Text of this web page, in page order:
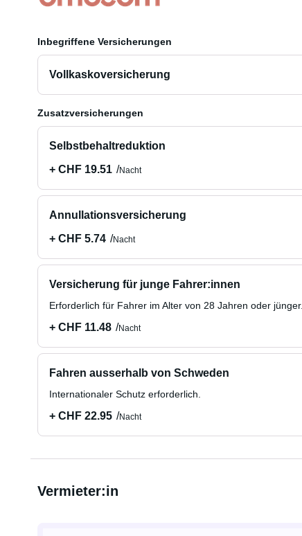
Inbegriffene Versicherungen
Vollkaskoversicherung
Zusatzversicherungen
Selbstbehaltreduktion
+ CHF 19.51
Nacht
Annullationsversicherung
+ CHF 5.74
Nacht
Versicherung für junge Fahrer:innen
Erforderlich für Fahrer im Alter von 28 Jahren oder jünger.
+ CHF 11.48 Nacht
Fahren ausserhalb von Schweden
Internationaler Schutz erforderlich.
+ CHF 22.95 Nacht
Vermieter:in